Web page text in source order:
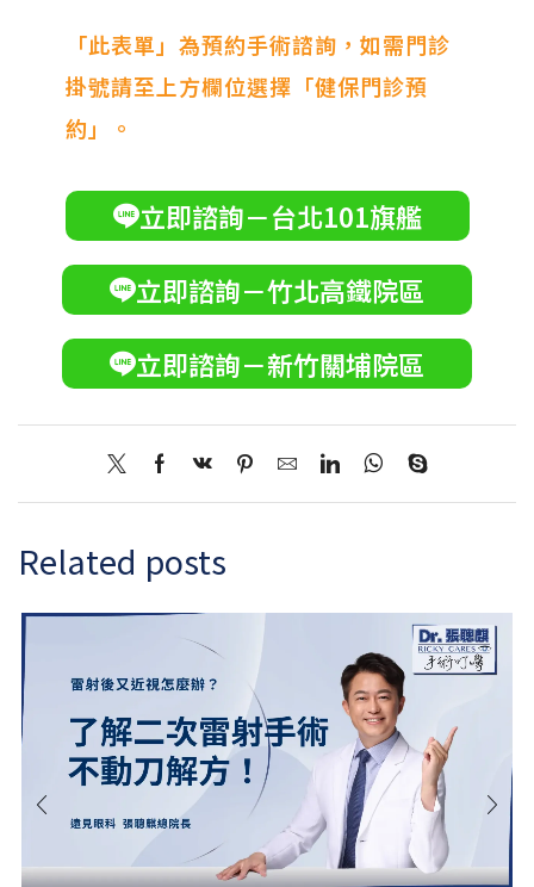
「此表單」為預約手術諮詢，如需門診
掛號請至上方欄位選擇「健保門診預
約」。
立即諮詢－台北101旗艦
立即諮詢－竹北高鐵院區
立即諮詢－新竹關埔院區
Related posts